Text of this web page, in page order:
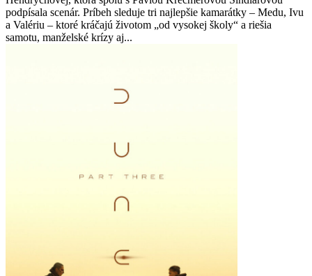
podpísala scenár. Príbeh sleduje tri najlepšie kamarátky – Medu, Ivu
a Valériu – ktoré kráčajú životom „od vysokej školy“ a riešia
samotu, manželské krízy aj...